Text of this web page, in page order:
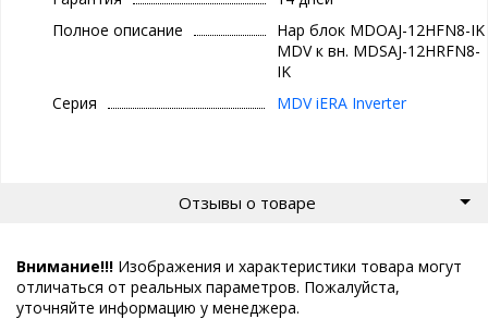
Полное описание
Нар блок MDOAJ-12HFN8-IK
MDV к вн. MDSAJ-12HRFN8-
IK
Серия
MDV iERA Inverter
Отзывы о товаре
Внимание!!! Изображения и характеристики товара могут
отличаться от реальных параметров. Пожалуйста,
уточняйте информацию у менеджера.